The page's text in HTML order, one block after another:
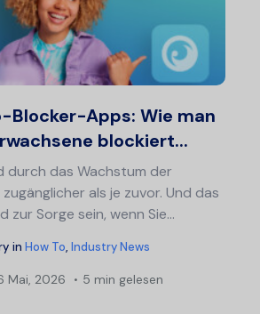
Diesen
Blocker-Apps: Wie man
blockiert...
durch das Wachstum der
als je zuvor. Und das
zur Sorge sein, wenn Sie...
in How To, Industry News
Mai, 2026 5 min gelesen